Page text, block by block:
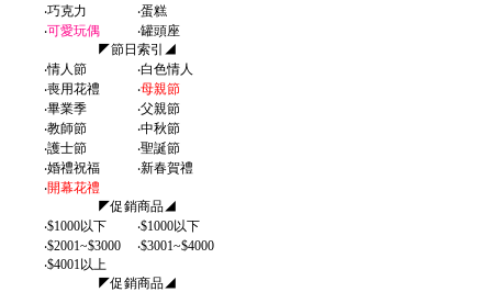
‧巧克力 ‧蛋糕
‧可愛玩偶 ‧罐頭座
◤節日索引◢
‧情人節 ‧白色情人
‧喪用花禮 ‧母親節
‧畢業季 ‧父親節
‧教師節 ‧中秋節
‧護士節 ‧聖誕節
‧婚禮祝福 ‧新春賀禮
‧開幕花禮
◤促銷商品◢
‧$1000以下 ‧$1000以下
‧$2001~$3000 ‧$3001~$4000
‧$4001以上
◤促銷商品◢